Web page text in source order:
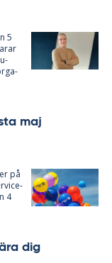
5
maj
på
4
dig